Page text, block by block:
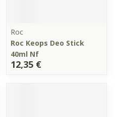
Roc
Roc Keops Deo Stick
40ml Nf
12,35 €